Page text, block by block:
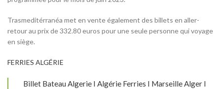
Trasmeditérranéa met en vente également des billets en aller-
retour au prix de 332.80 euros pour une seule personne qui voyage
en siège.
FERRIES ALGÉRIE
Billet Bateau Algerie I Algérie Ferries I Marseille Alger I